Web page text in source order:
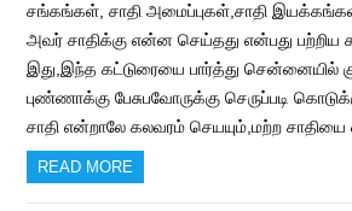
சங்கங்கள், சாதி அமைப்புகள்,சாதி
அவர் சாதிக்கு என்ன செய்தது என்பது பற்றிய
இது,இந்த கட்டுரையை பார்த்து சென்னையில்
புண்ணாக்கு பேசுபவோருக்கு செருப்படி
சாதி என்றாலே கலவரம் செயயும்,மற்ற சாதியை
READ MORE